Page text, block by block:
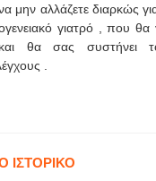
μην αλλάζετε διαρκώς
γιατρό , που θα
θα σας συστήνει
.
ΙΣΤΟΡΙΚΟ